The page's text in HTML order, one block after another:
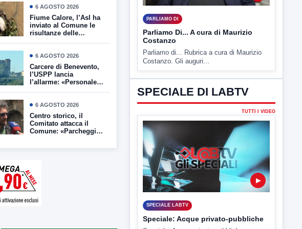
6 AGOSTO 2026
Fiume Calore, l’Asl ha
inviato al Comune le
risultanze delle
6 AGOSTO 2026
Carcere di Benevento,
l’USPP lancia
l’allarme: «Personale
6 AGOSTO 2026
Centro storico, il
Comitato attacca il
Comune: «Parcheggi,
servono risposte
PARLIAMO DI
Parliamo Di... A cura di Maurizio
Costanzo
Parliamo di... Rubrica a cura di Maurizio
Costanzo. Gli auguri...
SPECIALE DI LABTV
TUTTI I VIDEO
▶
SPECIALE LABTV
Speciale: Acque privato-pubbliche